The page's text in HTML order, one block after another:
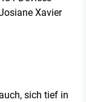
Xavier
sich tief in